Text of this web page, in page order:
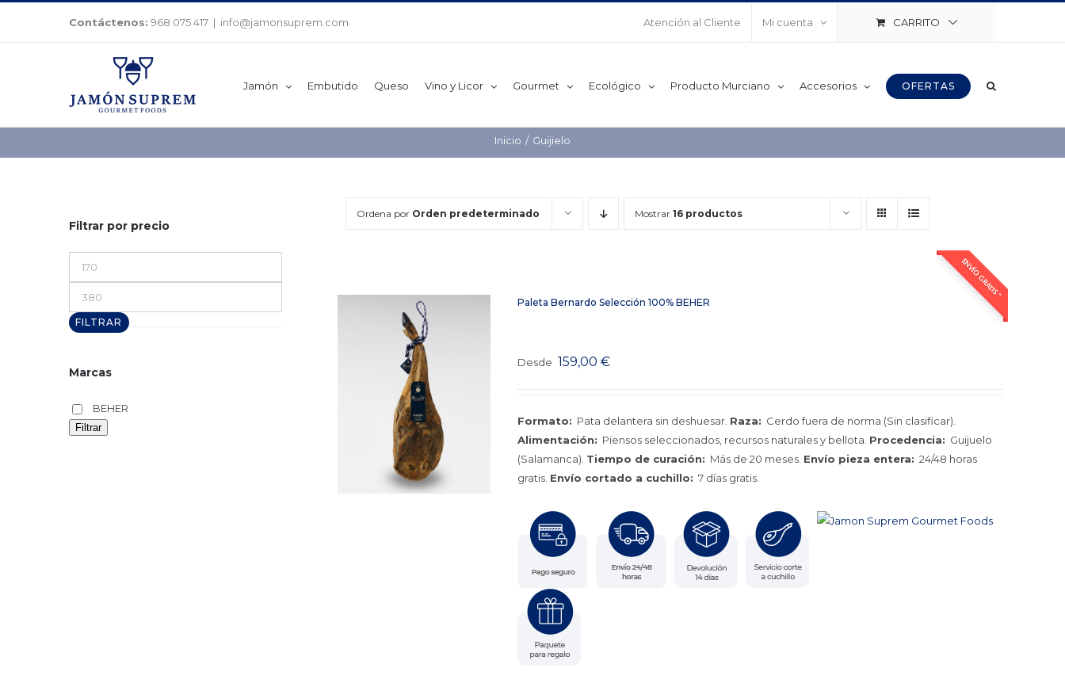
Contáctenos: 968 075 417 | info@jamonsuprem.com Atención al Cliente Mi cuenta CARRITO
Jamón Embutido Queso Vino y Licor Gourmet Ecológico Producto Murciano Accesorios OFERTAS
Inicio Guijielo
Ordena por Orden predeterminado Mostrar16 productos
ENVÍO GRATIS *
Paleta Bernardo Selección 100% BEHER
Desde 159,00 €
Formato: Pata delantera sin deshuesar. Raza: Cerdo fuera de norma (Sin clasificar).
Alimentación: Piensos seleccionados, recursos naturales y bellota. Procedencia: Guijuelo
(Salamanca). Tiempo de curación: Más de 20 meses. Envío pieza entera: 24/48 horas
gratis. Envío cortado a cuchillo: 7 días gratis.
Filtrar por precio
mínimo
máximo
FILTRAR
Marcas
BEHER
Filtrar